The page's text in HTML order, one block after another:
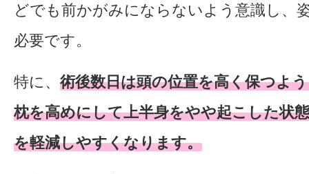
どでも前かがみにならないよう意識し、
必要です。
特に、 術後数日は頭の位置を高く保つよ
枕を高めにして上半身をやや起こした状
を軽減しやすくなります。